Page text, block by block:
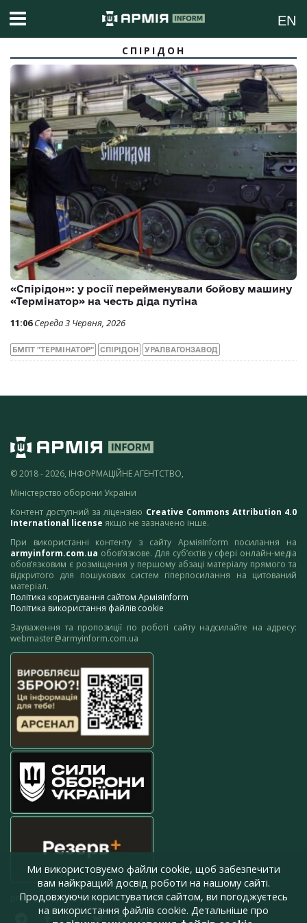
EN
СПІРІДОН
«Спірідон»: у росії перейменували бойову машину
«Термінатор» на честь діда путіна
11:06 Середа 3 Червня, 2026
БМПТ "ТЕРМІНАТОР" СПІРІДОН УРАЛВАГОНЗАВОД
© 2018 - 2026, ІНФОРМАЦІЙНЕ АГЕНТСТВО,
Міністерство оборони України
Контент доступний за ліцензією Creative Commons Attribution 4.0
International license якщо не зазначено інше.
При використанні контенту з сайту АрміяInform посилання на
armyinform.com.ua обов’язкове. Для суб’єктів у сфері онлайн-медіа
обов’язковим є розміщення у першому абзаці матеріалу прямого та
відкритого для пошукових систем гіперпосилання на цитований
матеріал.
Політика користування сайтом АрміяInform
Політика використання файлів cookie
Зауваження та пропозиції по роботі сайту надсилайте на адресу:
webmaster@armyinform.com.ua
press@armyinform.com.ua
Ми використовуємо файли cookie, щоб забезпечити
вам найкращий досвід роботи на нашому сайті.
Продовжуючи користуватися сайтом, ви погоджуєтесь
на використання файлів cookie. Детальніше про